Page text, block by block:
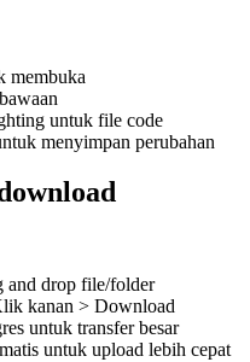
membuka
untuk file code
menyimpan perubahan
and drop file/folder
kanan > Download
untuk transfer besar
untuk upload lebih cepat